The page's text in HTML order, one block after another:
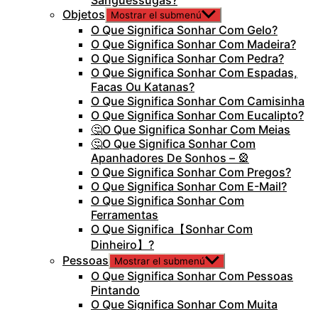
Objetos
Mostrar el submenú
O Que Significa Sonhar Com Gelo?
O Que Significa Sonhar Com Madeira?
O Que Significa Sonhar Com Pedra?
O Que Significa Sonhar Com Espadas,
Facas Ou Katanas?
O Que Significa Sonhar Com Camisinha
O Que Significa Sonhar Com Eucalipto?
🤔O Que Significa Sonhar Com Meias
🤔O Que Significa Sonhar Com
Apanhadores De Sonhos – 🎡
O Que Significa Sonhar Com Pregos?
O Que Significa Sonhar Com E-Mail?
O Que Significa Sonhar Com
Ferramentas
O Que Significa【Sonhar Com
Dinheiro】?
Pessoas
Mostrar el submenú
O Que Significa Sonhar Com Pessoas
Pintando
O Que Significa Sonhar Com Muita